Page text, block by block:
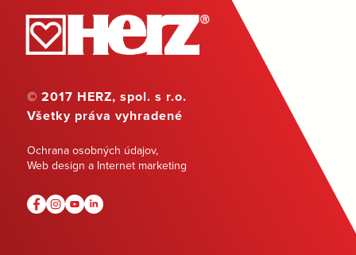
© 2017 HERZ, spol. s r.o.
Všetky práva vyhradené
Ochrana osobných údajov,
Web design a Internet marketing